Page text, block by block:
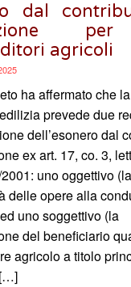
dal
agricoli
ha affermato che la
prevede due
dell’esonero dal
ex art. 17, co. 3,
uno oggettivo (la
delle opere alla
uno soggettivo (la
del beneficiario
agricolo a titolo